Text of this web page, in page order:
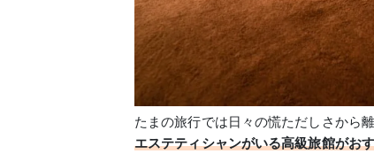
たまの旅行では日々の慌ただしさから
エステティシャンがいる高級旅館がお